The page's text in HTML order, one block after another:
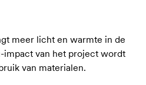
meer licht en warmte in de
van het project wordt
van materialen.